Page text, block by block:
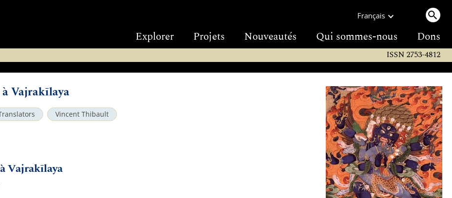
Français
Explorer Projets Nouveautés Qui sommes-nous Dons
ISSN 2753-4812
Vajrakīlaya
Vincent Thibault
Vajrakīlaya